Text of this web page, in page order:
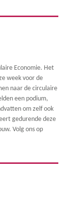
Economie. Het
week voor de
naar de circulaire
een podium,
om zelf ook
gedurende deze
Volg ons op